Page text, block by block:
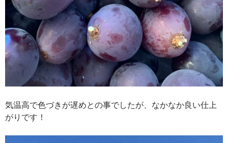
気温高で色づきが遅めとの事でしたが、なかなか良い仕上
がりです！